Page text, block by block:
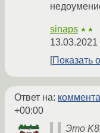
sinaps ★★
Показать
Ответ на:
+00:00
Это